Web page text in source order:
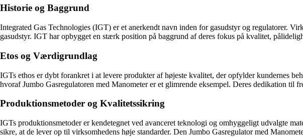
Historie og Baggrund
Integrated Gas Technologies (IGT) er et anerkendt navn inden for gasudstyr og regulatorer.
gasudstyr. IGT har opbygget en stærk position på baggrund af deres fokus på kvalitet,
Etos og Værdigrundlag
IGTs ethos er dybt forankret i at levere produkter af højeste kvalitet, der opfylder kundernes
hvoraf Jumbo Gasregulatoren med Manometer er et glimrende eksempel. Deres dedikation
Produktionsmetoder og Kvalitetssikring
IGTs produktionsmetoder er kendetegnet ved avanceret teknologi og omhyggeligt udvalgte
sikre, at de lever op til virksomhedens høje standarder. Den Jumbo Gasregulator med